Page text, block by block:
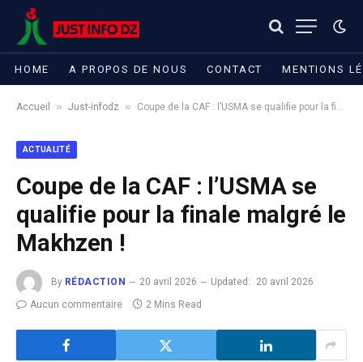
HOME A PROPOS DE NOUS CONTACT MENTIONS
Accueil » Just-infodz » Coupe de la CAF : l’USMA se qualifie pour la finale malgré le Makhzen !
ACTUALITÉ
Coupe de la CAF : l’USMA se
qualifie pour la finale malgré le
Makhzen !
By RÉDACTION 20 avril 2026 Updated:
20 avril 2026
Aucun commentaire
2 Mins Read